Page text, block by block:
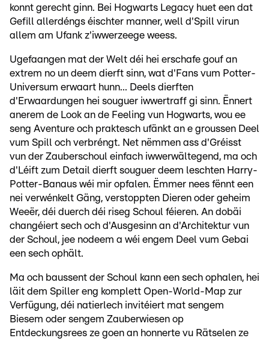
konnt gerecht ginn. Bei Hogwarts Legacy huet een dat
Gefill allerdéngs éischter manner, well d'Spill virun
allem am Ufank z'iwwerzeege weess.
Ugefaangen mat der Welt déi hei erschafe gouf an
extrem no un deem dierft sinn, wat d'Fans vum Potter-
Universum erwaart hunn... Deels dierften
d'Erwaardungen hei souguer iwwertraff gi sinn. Ënnert
anerem de Look an de Feeling vun Hogwarts, wou ee
seng Aventure och praktesch ufänkt an e groussen Deel
vum Spill och verbréngt. Net nëmmen ass d'Gréisst
vun der Zauberschoul einfach iwwerwältegend, ma och
d'Léift zum Detail dierft souguer deem leschten Harry-
Potter-Banaus wéi mir opfalen. Ëmmer nees fënnt een
nei verwénkelt Gäng, verstoppten Dieren oder geheim
Weeër, déi duerch déi riseg Schoul féieren. An dobäi
changéiert sech och d'Ausgesinn an d'Architektur vun
der Schoul, jee nodeem a wéi engem Deel vum Gebai
een sech ophält.
Ma och baussent der Schoul kann een sech ophalen, hei
läit dem Spiller eng komplett Open-World-Map zur
Verfügung, déi natierlech invitéiert mat sengem
Biesem oder sengem Zauberwiesen op
Entdeckungsrees ze goen an honnerte vu Rätselen ze